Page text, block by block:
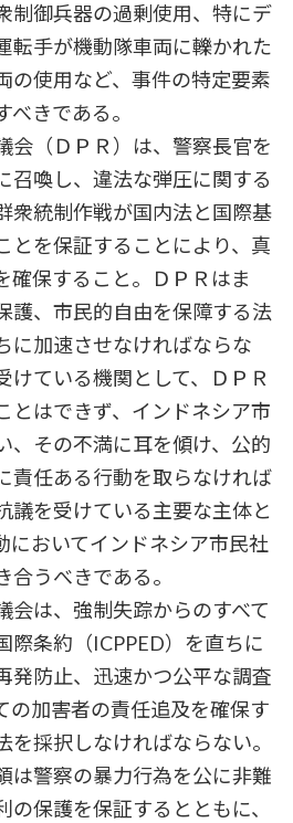
制御兵器の過剰使用、特にデ
転手が機動隊車両に轢かれた
の使用など、事件の特定要素
きである。
（ＤＰＲ）は、警察長官を
召喚し、違法な弾圧に関する
衆統制作戦が国内法と国際基
とを保証することにより、真
確保すること。ＤＰＲはま
護、市民的自由を保障する法
に加速させなければならな
けている機関として、ＤＰＲ
とはできず、インドネシア市
、その不満に耳を傾け、公的
責任ある行動を取らなければ
議を受けている主要な主体と
においてインドネシア市民社
うべきである。
は、強制失踪からのすべて
際条約（ICPPED）を直ちに
発防止、迅速かつ公平な調査
の加害者の責任追及を確保す
を採択しなければならない。
警察の暴力行為を公に非難
の保護を保証するとともに、